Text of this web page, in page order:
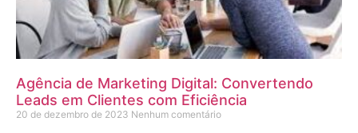
Agência de Marketing Digital: Convertendo
Leads em Clientes com Eficiência
20 de dezembro de 2023 Nenhum comentário